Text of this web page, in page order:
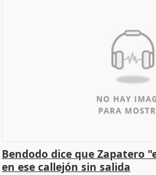
Bendodo dice que Zapatero
en ese callejón sin salida